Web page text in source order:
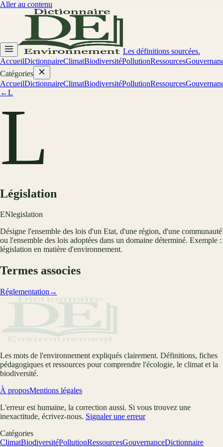
Aller au contenu
Les définitions sourcées.
AccueilDictionnaireClimatBiodiversitéPollutionRessources
Catégories
AccueilDictionnaireClimatBiodiversitéPollutionRessources
←L
L
Législation
ENlegislation
Désigne l'ensemble des lois d'un Etat, d'une région, d'une communauté
ou l'ensemble des lois adoptées dans un domaine déterminé. Exemple :
législation en matière d'environnement.
Termes associes
Réglementation →
Les mots de l'environnement expliqués clairement. Définitions, fiches
pédagogiques et ressources pour comprendre l'écologie, le climat et la
biodiversité.
À proposMentions légales
L'erreur est humaine, la correction aussi. Si vous trouvez une
inexactitude, écrivez-nous. Signaler une erreur
Catégories
ClimatBiodiversitéPollutionRessourcesGouvernanceDictionnaire